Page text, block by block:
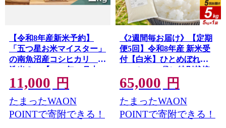
【令和8年産新米予約】
「五つ星お米マイスター」
の南魚沼産コシヒカリ 無
洗米２kg【2026年10月上
旬より1ヶ月以内に順次発
送予定】
11,000 円
たまったWAON
POINTで寄附できる！
《2週間毎お届け》【定期
便5回】令和8年産 新米受
付【白米】ひとめぼれ
5kg（5kg×1袋）特別栽培
米 秋田県産 [ひとめぼれ
新米予約 米 お米 白米 精米
特別栽培米 ブランド米 食
卓 おにぎり 秋田県産 秋
65,000 円
たまったWAON
POINTで寄附できる！